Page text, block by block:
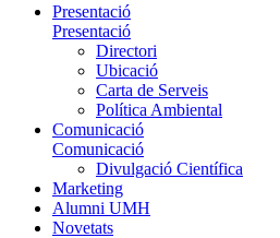
Presentació
Presentació
Directori
Ubicació
Carta de Serveis
Política Ambiental
Comunicació
Comunicació
Divulgació Científica
Marketing
Alumni UMH
Novetats